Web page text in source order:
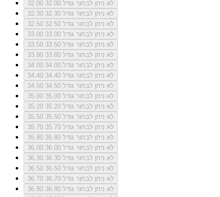
32.00
לא ניתן לבחור גודל 32.00
32.30
לא ניתן לבחור גודל 32.30
32.50
לא ניתן לבחור גודל 32.50
33.00
לא ניתן לבחור גודל 33.00
33.50
לא ניתן לבחור גודל 33.50
33.80
לא ניתן לבחור גודל 33.80
34.00
לא ניתן לבחור גודל 34.00
34.40
לא ניתן לבחור גודל 34.40
34.50
לא ניתן לבחור גודל 34.50
35.00
לא ניתן לבחור גודל 35.00
35.20
לא ניתן לבחור גודל 35.20
35.50
לא ניתן לבחור גודל 35.50
35.70
לא ניתן לבחור גודל 35.70
35.80
לא ניתן לבחור גודל 35.80
36.00
לא ניתן לבחור גודל 36.00
36.30
לא ניתן לבחור גודל 36.30
36.50
לא ניתן לבחור גודל 36.50
36.70
לא ניתן לבחור גודל 36.70
36.80
לא ניתן לבחור גודל 36.80